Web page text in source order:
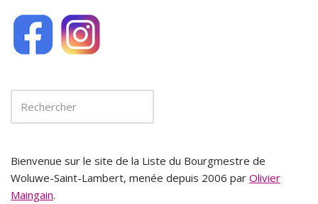
Bienvenue sur le site de la Liste du Bourgmestre de
Woluwe-Saint-Lambert, menée depuis 2006 par Olivier
Maingain.